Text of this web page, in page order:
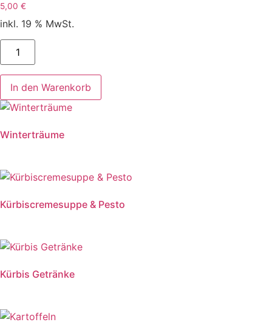
5,00 €
inkl. 19 % MwSt.
Ermäßigte
29.08.26
10:00
-
19:00
Uhr
Menge
In den Warenkorb
Winterträume
Kürbiscremesuppe & Pesto
Kürbis Getränke